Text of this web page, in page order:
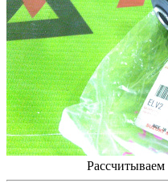
Рассчитываем